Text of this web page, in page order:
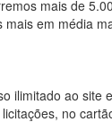
mais de
mais em média
ilimitado ao site
no